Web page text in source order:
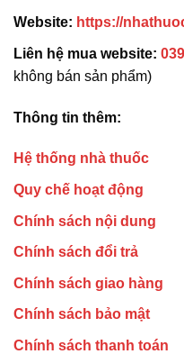
Website: https://
Liên hệ mua website:
không bán sản phẩm)
Thông tin thêm:
Hệ thống nhà thuốc
Quy chế hoạt động
Chính sách nội dung
Chính sách đổi trả
Chính sách giao hàng
Chính sách bảo mật
Chính sách thanh toán